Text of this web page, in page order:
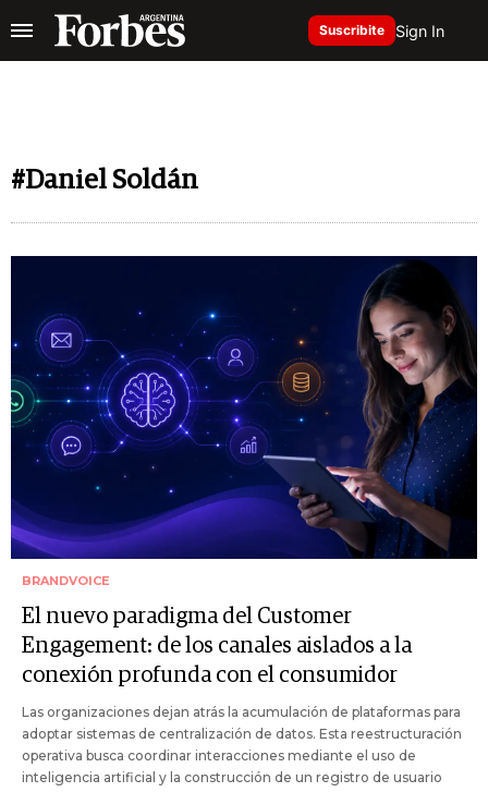
Suscribite Sign In
#Daniel Soldán
BRANDVOICE
El nuevo paradigma del Customer
Engagement: de los canales aislados a la
conexión profunda con el consumidor
Las organizaciones dejan atrás la acumulación de plataformas para
adoptar sistemas de centralización de datos. Esta reestructuración
operativa busca coordinar interacciones mediante el uso de
inteligencia artificial y la construcción de un registro de usuario